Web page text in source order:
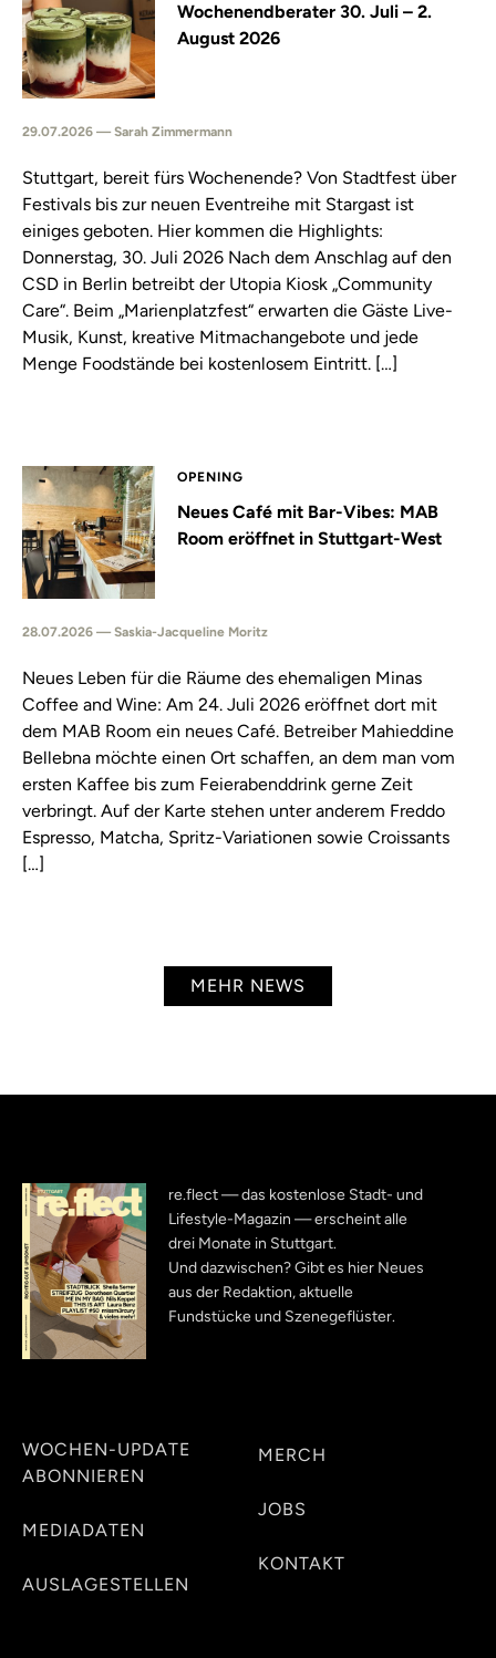
Wochenendberater 30. Juli – 2.
August 2026
29.07.2026 — Sarah Zimmermann
Stuttgart, bereit fürs Wochenende? Von Stadtfest über
Festivals bis zur neuen Eventreihe mit Stargast ist
einiges geboten. Hier kommen die Highlights:
Donnerstag, 30. Juli 2026 Nach dem Anschlag auf den
CSD in Berlin betreibt der Utopia Kiosk „Community
Care“. Beim „Marienplatzfest“ erwarten die Gäste Live-
Musik, Kunst, kreative Mitmachangebote und jede
Menge Foodstände bei kostenlosem Eintritt. […]
OPENING
Neues Café mit Bar-Vibes: MAB
Room eröffnet in Stuttgart-West
28.07.2026 — Saskia-Jacqueline Moritz
Neues Leben für die Räume des ehemaligen Minas
Coffee and Wine: Am 24. Juli 2026 eröffnet dort mit
dem MAB Room ein neues Café. Betreiber Mahieddine
Bellebna möchte einen Ort schaffen, an dem man vom
ersten Kaffee bis zum Feierabenddrink gerne Zeit
verbringt. Auf der Karte stehen unter anderem Freddo
Espresso, Matcha, Spritz-Variationen sowie Croissants
[…]
MEHR NEWS
re.flect — das kostenlose Stadt- und
Lifestyle-Magazin — erscheint alle
drei Monate in Stuttgart.
Und dazwischen? Gibt es hier Neues
aus der Redaktion, aktuelle
Fundstücke und Szenegeflüster.
WOCHEN-UPDATE
ABONNIEREN
MEDIADATEN
AUSLAGESTELLEN
MERCH
JOBS
KONTAKT